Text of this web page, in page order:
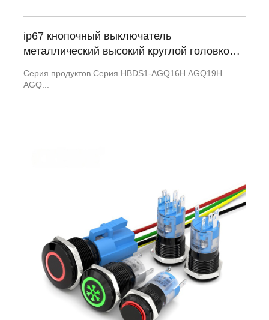
ip67 кнопочный выключатель
металлический высокий круглой головкой
220V 5A HBDS1-AGQ16H AGQ19H AGQ22H
Серия продуктов Серия HBDS1-AGQ16H AGQ19H
AGQ...